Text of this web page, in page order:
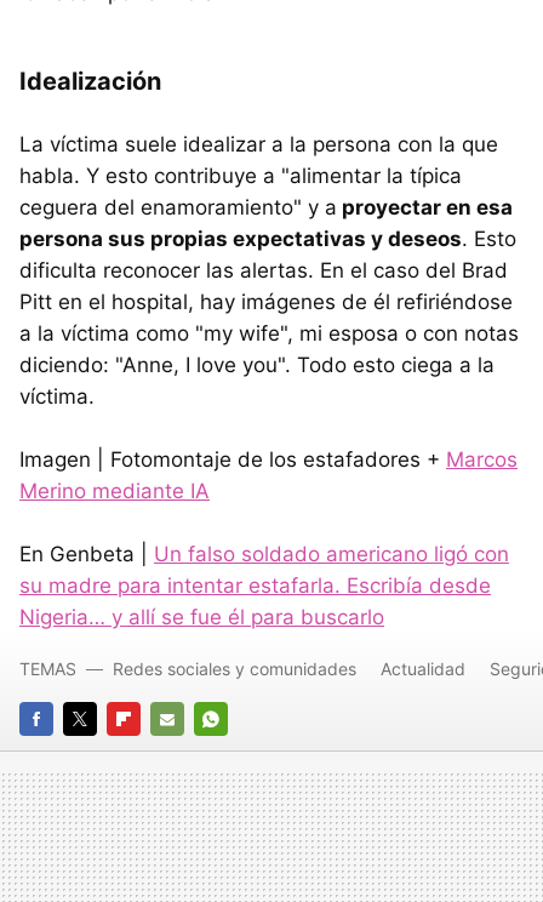
Idealización
La víctima suele idealizar a la persona con la que
habla. Y esto contribuye a "alimentar la típica
ceguera del enamoramiento" y a proyectar en esa
persona sus propias expectativas y deseos. Esto
dificulta reconocer las alertas. En el caso del Brad
Pitt en el hospital, hay imágenes de él refiriéndose
a la víctima como "my wife", mi esposa o con notas
diciendo: "Anne, I love you". Todo esto ciega a la
víctima.
Imagen | Fotomontaje de los estafadores + Marcos
Merino mediante IA
En Genbeta | Un falso soldado americano ligó con
su madre para intentar estafarla. Escribía desde
Nigeria… y allí se fue él para buscarlo
FACEBOOK
TWITTERFLIPBOARD
E-
MAIL
WHATSAPP
TEMAS Redes sociales y comunidades Actualidad